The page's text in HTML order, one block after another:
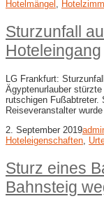
Hotelmängel
Sturzunfall
Hoteleingang
LG Frankfurt:
Ägyptenurlauber
rutschigen Fußabtreter.
Reiseveranstalter
2. September 2019
Hoteleigenschaften
Sturz eines
Bahnsteig